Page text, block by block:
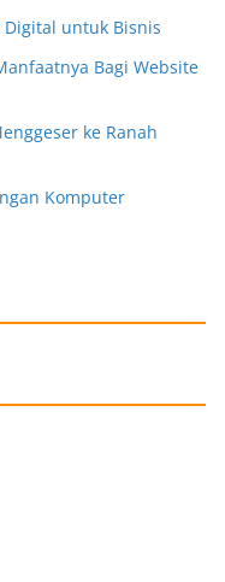
Digital untuk Bisnis
Bagi Website
ke Ranah
Komputer